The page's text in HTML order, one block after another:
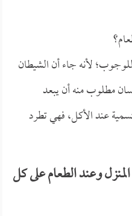
لأنه جاء أن الشيطان
مطلوب منه أن يبعد
عند الأكل، فهي تطرد
وعند الطعام على كل